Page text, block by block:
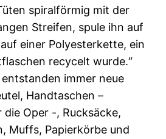
spiralförmig mit der
Streifen, spule ihn auf
einer Polyesterkette, ein
recycelt wurde.“
immer neue
Handtaschen –
Oper -, Rucksäcke,
Muffs, Papierkörbe und